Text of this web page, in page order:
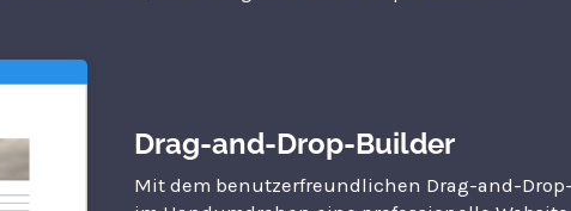
Drag-and-Drop-Builder
Mit dem benutzerfreundlichen Drag-and-